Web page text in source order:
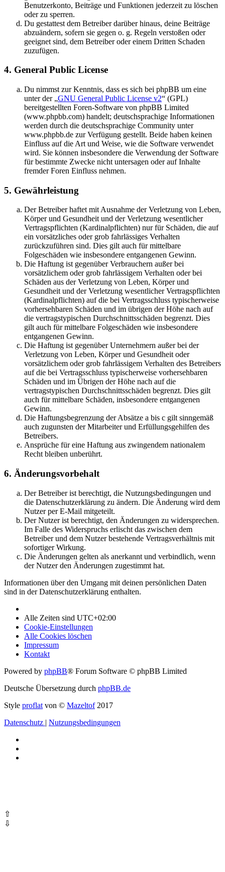
Benutzerkonto, Beiträge und Funktionen jederzeit zu löschen
oder zu sperren.
Du gestattest dem Betreiber darüber hinaus, deine Beiträge
abzuändern, sofern sie gegen o. g. Regeln verstoßen oder
geeignet sind, dem Betreiber oder einem Dritten Schaden
zuzufügen.
4. General Public License
Du nimmst zur Kenntnis, dass es sich bei phpBB um eine
unter der „GNU General Public License v2“ (GPL)
bereitgestellten Foren-Software von phpBB Limited
(www.phpbb.com) handelt; deutschsprachige Informationen
werden durch die deutschsprachige Community unter
www.phpbb.de zur Verfügung gestellt. Beide haben keinen
Einfluss auf die Art und Weise, wie die Software verwendet
wird. Sie können insbesondere die Verwendung der Software
für bestimmte Zwecke nicht untersagen oder auf Inhalte
fremder Foren Einfluss nehmen.
5. Gewährleistung
Der Betreiber haftet mit Ausnahme der Verletzung von Leben,
Körper und Gesundheit und der Verletzung wesentlicher
Vertragspflichten (Kardinalpflichten) nur für Schäden, die auf
ein vorsätzliches oder grob fahrlässiges Verhalten
zurückzuführen sind. Dies gilt auch für mittelbare
Folgeschäden wie insbesondere entgangenen Gewinn.
Die Haftung ist gegenüber Verbrauchern außer bei
vorsätzlichem oder grob fahrlässigem Verhalten oder bei
Schäden aus der Verletzung von Leben, Körper und
Gesundheit und der Verletzung wesentlicher Vertragspflichten
(Kardinalpflichten) auf die bei Vertragsschluss typischerweise
vorhersehbaren Schäden und im übrigen der Höhe nach auf
die vertragstypischen Durchschnittsschäden begrenzt. Dies
gilt auch für mittelbare Folgeschäden wie insbesondere
entgangenen Gewinn.
Die Haftung ist gegenüber Unternehmern außer bei der
Verletzung von Leben, Körper und Gesundheit oder
vorsätzlichem oder grob fahrlässigem Verhalten des Betreibers
auf die bei Vertragsschluss typischerweise vorhersehbaren
Schäden und im Übrigen der Höhe nach auf die
vertragstypischen Durchschnittsschäden begrenzt. Dies gilt
auch für mittelbare Schäden, insbesondere entgangenen
Gewinn.
Die Haftungsbegrenzung der Absätze a bis c gilt sinngemäß
auch zugunsten der Mitarbeiter und Erfüllungsgehilfen des
Betreibers.
Ansprüche für eine Haftung aus zwingendem nationalem
Recht bleiben unberührt.
6. Änderungsvorbehalt
Der Betreiber ist berechtigt, die Nutzungsbedingungen und
die Datenschutzerklärung zu ändern. Die Änderung wird dem
Nutzer per E-Mail mitgeteilt.
Der Nutzer ist berechtigt, den Änderungen zu widersprechen.
Im Falle des Widerspruchs erlischt das zwischen dem
Betreiber und dem Nutzer bestehende Vertragsverhältnis mit
sofortiger Wirkung.
Die Änderungen gelten als anerkannt und verbindlich, wenn
der Nutzer den Änderungen zugestimmt hat.
Informationen über den Umgang mit deinen persönlichen Daten
sind in der Datenschutzerklärung enthalten.
Alle Zeiten sind UTC+02:00
Cookie-Einstellungen
Alle Cookies löschen
Impressum
Kontakt
Powered by phpBB® Forum Software © phpBB Limited
Deutsche Übersetzung durch phpBB.de
Style proflat von © Mazeltof2017
Datenschutz | Nutzungsbedingungen
⇧
⇩